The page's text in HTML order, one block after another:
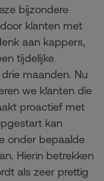
bijzondere
klanten met
aan kappers,
tijdelijke
maanden. Nu
we klanten die
proactief met
kan
onder bepaalde
Hierin betrekken
als zeer prettig